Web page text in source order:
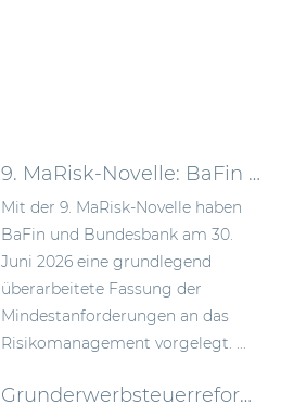
9. MaRisk-Novelle: BaFin schafft mehr Proportionalität im Risikomanagement
Mit der 9. MaRisk-Novelle haben
BaFin und Bundesbank am 30.
Juni 2026 eine grundlegend
überarbeitete Fassung der
Mindestanforderungen an das
Risikomanagement vorgelegt. ...
Grunderwerbsteuerreform 2026: Bundesrat billigt Neuregelung der Signing-Closing-Problematik